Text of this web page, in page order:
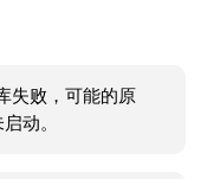
失败，可能的原
动。